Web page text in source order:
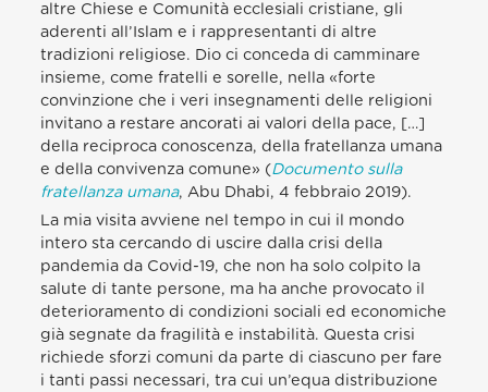
altre Chiese e Comunità ecclesiali cristiane, gli
aderenti all’Islam e i rappresentanti di altre
tradizioni religiose. Dio ci conceda di camminare
insieme, come fratelli e sorelle, nella «forte
convinzione che i veri insegnamenti delle religioni
invitano a restare ancorati ai valori della pace, […]
della reciproca conoscenza, della fratellanza umana
e della convivenza comune» (Documento sulla
fratellanza umana, Abu Dhabi, 4 febbraio 2019).
La mia visita avviene nel tempo in cui il mondo
intero sta cercando di uscire dalla crisi della
pandemia da Covid-19, che non ha solo colpito la
salute di tante persone, ma ha anche provocato il
deterioramento di condizioni sociali ed economiche
già segnate da fragilità e instabilità. Questa crisi
richiede sforzi comuni da parte di ciascuno per fare
i tanti passi necessari, tra cui un’equa distribuzione